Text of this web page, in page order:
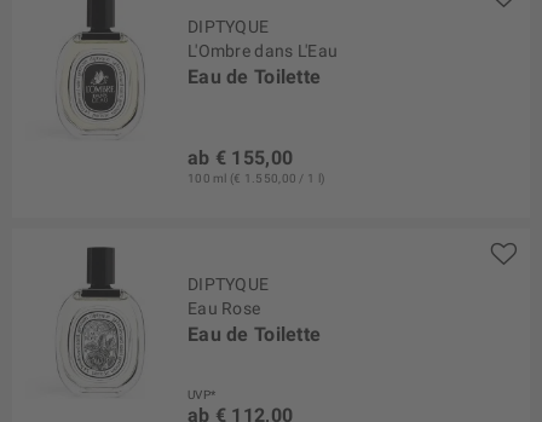
DIPTYQUE
L'Ombre dans L'Eau
Eau de Toilette
ab € 155,00
100 ml (€ 1.550,00 / 1 l)
DIPTYQUE
Eau Rose
Eau de Toilette
UVP*
ab € 112,00